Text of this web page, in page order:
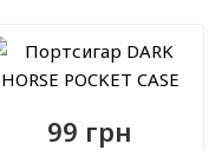
99 грн